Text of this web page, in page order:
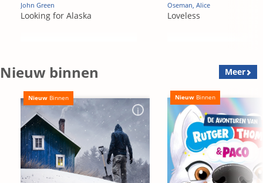
John Green
Looking for Alaska
Oseman, Alice
Loveless
Nieuw binnen Meer
Nieuw Binnen Nieuw Binnen